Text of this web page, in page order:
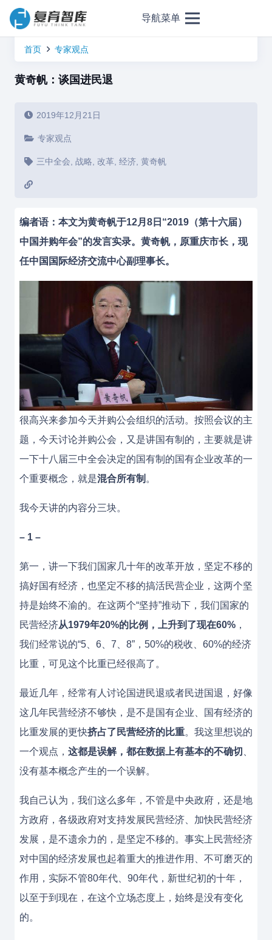
导航菜单
首页 专家观点
黄奇帆：谈国进民退
2019年12月21日
专家观点
三中全会 战略 改革, 经济, 黄奇帆
编者语： 本文为黄奇帆于12月8日“2019（第十六届）
中国并购年会”的发言实录。 黄奇帆，原重庆市长，现
任中国国际经济交流中心副理事长。
很高兴来参加今天并购公会组织的活动。按照会议的主
题，今天讨论并购公会，又是讲国有制的，主要就是讲
一下十八届三中全会决定的国有制的国有企业改革的一
个重要概念，就是混合所有制 。
我今天讲的内容分三块。
– 1 –
第一，讲一下我们国家几十年的改革开放，坚定不移的
搞好国有经济，也坚定不移的搞活民营企业，这两个坚
持是始终不渝的。在这两个“坚持”推动下，我们国家的
民营经济从1979年20%的比例，上升到了现在60% ，
我们经常说的“5、6、7、8”，50%的税收、60%的经济
比重，可见这个比重已经很高了。
最近几年，经常有人讨论国进民退或者民进国退，好像
这几年民营经济不够快，是不是国有企业、国有经济的
比重发展的更快挤占了民营经济的比重。我这里想说的
一个观点， 这都是误解，都在数据上有基本的不确切
没有基本概念产生的一个误解。
我自己认为，我们这么多年，不管是中央政府，还是地
方政府，各级政府对支持发展民营经济、加快民营经济
发展，是不遗余力的，是坚定不移的。事实上民营经济
对中国的经济发展也起着重大的推进作用、不可磨灭的
作用，实际不管80年代、90年代，新世纪初的十年，
以至于到现在，在这个立场态度上，始终是没有变化
的。